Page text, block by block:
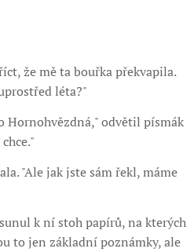
že mě ta bouřka překvapila.
léta?"
Hornohvězdná," odvětil písmák
"Ale jak jste sám řekl, máme
k ní stoh papírů, na kterých
to jen základní poznámky, ale